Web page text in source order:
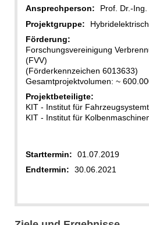
Ansprechperson:
Prof. Dr.-
Projektgruppe:
Förderung:
Forschungsvereinigung
(FVV)
(Förderkennzeichen 6013633)
Gesamtprojektvolumen: ~
Projektbeteiligte:
KIT - Institut für
KIT - Institut für
Starttermin:
01.07.2019
Endtermin:
30.06.2021